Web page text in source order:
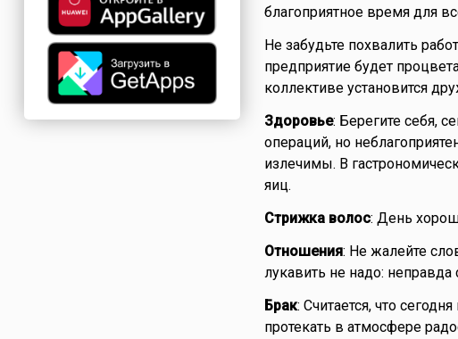
благоприятное время для
Не забудьте похвалить
предприятие будет
коллективе установится
Здоровье: Берегите себя,
операций, но
излечимы. В
яиц.
Стрижка волос: День
Отношения: Не жалейте
лукавить не надо:
Брак: Считается, что
протекать в атмосфере